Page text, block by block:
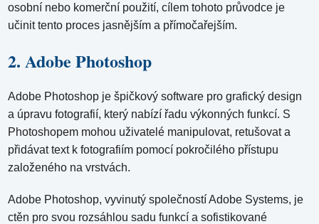
osobní nebo komerční použití, cílem tohoto průvodce je
učinit tento proces jasnějším a přímočařejším.
2. Adobe Photoshop
Adobe Photoshop je špičkový software pro grafický design
a úpravu fotografií, který nabízí řadu výkonných funkcí. S
Photoshopem mohou uživatelé manipulovat, retušovat a
přidávat text k fotografiím pomocí pokročilého přístupu
založeného na vrstvách.
Adobe Photoshop, vyvinutý společností Adobe Systems, je
ctěn pro svou rozsáhlou sadu funkcí a sofistikované